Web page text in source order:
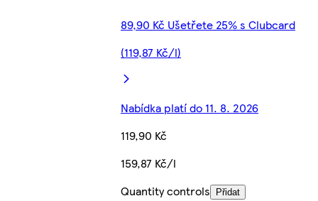
89,90 Kč Ušetřete 25% s Clubcard
(119,87 Kč/l)
Nabídka platí do 11. 8. 2026
119,90 Kč
159,87 Kč/l
Quantity controls
Přidat